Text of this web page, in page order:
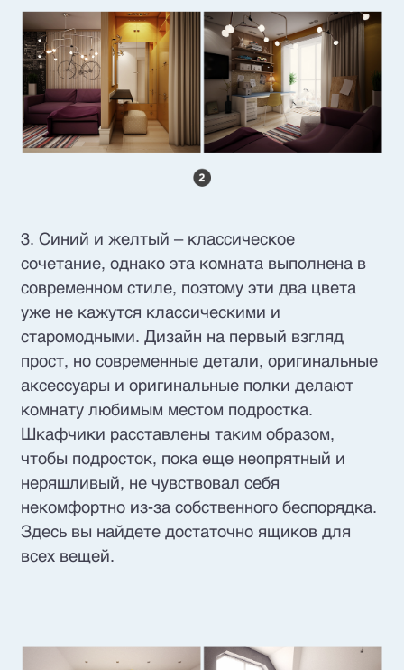
3. Синий и желтый – классическое
сочетание, однако эта комната выполнена в
современном стиле, поэтому эти два цвета
уже не кажутся классическими и
старомодными. Дизайн на первый взгляд
прост, но современные детали, оригинальные
аксессуары и оригинальные полки делают
комнату любимым местом подростка.
Шкафчики расставлены таким образом,
чтобы подросток, пока еще неопрятный и
неряшливый, не чувствовал себя
некомфортно из-за собственного беспорядка.
Здесь вы найдете достаточно ящиков для
всех вещей.